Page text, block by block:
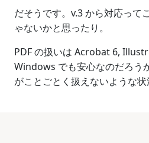
だそうです。v.3 から対応って
ゃないかと思ったり。
PDF の扱いは Acrobat 6,
Windows でも安心なのだろう
がことごとく扱えないような状